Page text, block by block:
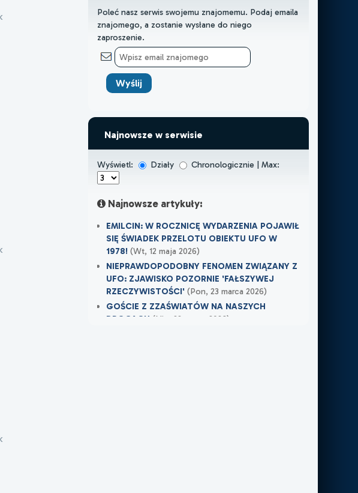
Poleć nasz serwis swojemu znajomemu. Podaj emaila
znajomego, a zostanie wysłane do niego
zaproszenie.
Najnowsze w serwisie
Wyświetl: Działy Chronologicznie | Max:
Najnowsze artykuły:
EMILCIN: W ROCZNICĘ WYDARZENIA POJAWIŁ
SIĘ ŚWIADEK PRZELOTU OBIEKTU UFO W
1978!(Wt, 12 maja 2026)
NIEPRAWDOPODOBNY FENOMEN ZWIĄZANY Z
UFO: ZJAWISKO POZORNIE 'FAŁSZYWEJ
RZECZYWISTOŚCI'(Pon, 23 marca 2026)
GOŚCIE Z ZZAŚWIATÓW NA NASZYCH
DROGACH (Nie, 22 marca 2026)